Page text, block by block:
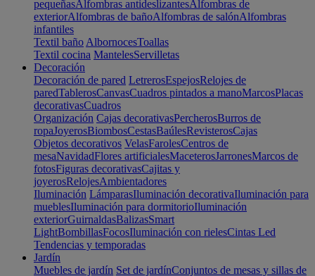
pequeñasAlfombras antideslizantesAlfombras de
exteriorAlfombras de bañoAlfombras de salónAlfombras
infantiles
Textil baño AlbornocesToallas
Textil cocina MantelesServilletas
Decoración
Decoración de pared LetrerosEspejosRelojes de
paredTablerosCanvasCuadros pintados a manoMarcosPlacas
decorativasCuadros
Organización Cajas decorativasPercherosBurros de
ropaJoyerosBiombosCestasBaúlesRevisterosCajas
Objetos decorativos VelasFarolesCentros de
mesaNavidadFlores artificialesMaceterosJarronesMarcos de
fotosFiguras decorativasCajitas y
joyerosRelojesAmbientadores
Iluminación LámparasIluminación decorativaIluminación para
mueblesIluminación para dormitorioIluminación
exteriorGuirnaldasBalizasSmart
LightBombillasFocosIluminación con rielesCintas Led
Tendencias y temporadas
Jardín
Muebles de jardín Set de jardínConjuntos de mesas y sillas de